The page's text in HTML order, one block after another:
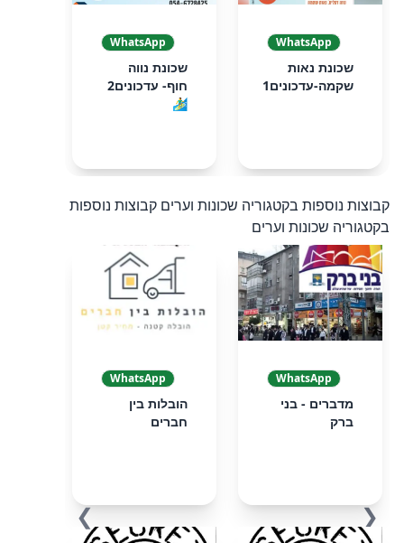
WhatsApp
שכונת נאות
שקמה-עדכונים1
WhatsApp
שכונת נווה
חוף- עדכונים2
🏄‍♂️
קבוצות נוספות בקטגוריה שכונות וערים קבוצות נוספות
בקטגוריה שכונות וערים
❮
WhatsApp
מדברים - בני
ברק
WhatsApp
הובלות בין
חברים
❯